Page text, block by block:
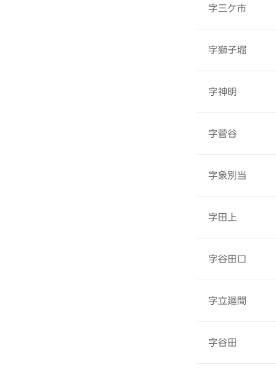
字三ケ市
字獅子堀
字神明
字菅谷
字象別当
字田上
字谷田口
字立廻間
字谷田